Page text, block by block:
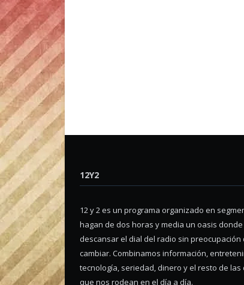
12Y2
12 y 2 es un programa organizado en
hagan de dos horas y media un oasis donde
descansar el dial del radio sin preocupación
cambiar. Combinamos información,
tecnología, seriedad, dinero y el resto de las
que nos rodean en el día a día.